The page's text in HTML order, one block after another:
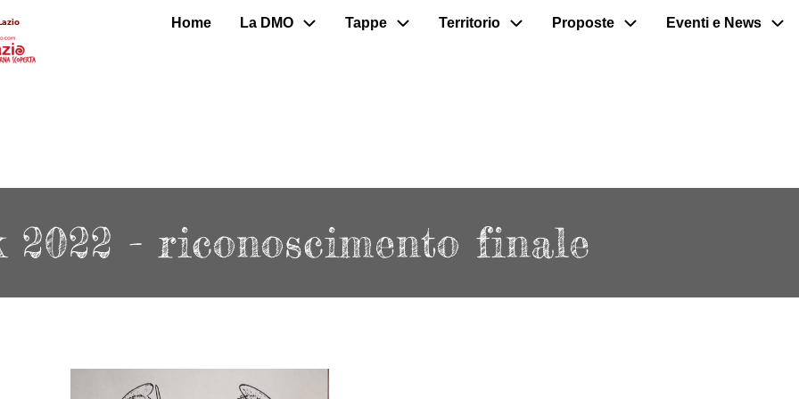
Home La DMO Tappe Territorio Proposte Eventi e News
- riconoscimento finale